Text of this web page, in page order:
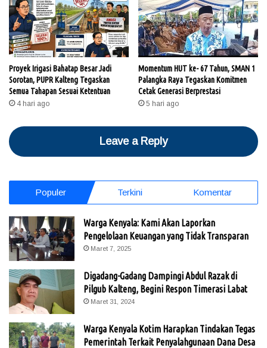
Proyek Irigasi Bahatap Besar Jadi
Sorotan, PUPR Kalteng Tegaskan
Semua Tahapan Sesuai Ketentuan
4 hari ago
Momentum HUT ke- 67 Tahun, SMAN 1
Palangka Raya Tegaskan Komitmen
Cetak Generasi Berprestasi
5 hari ago
Leave a Reply
Populer Terkini Komentar
Warga Kenyala: Kami Akan Laporkan
Pengelolaan Keuangan yang Tidak Transparan
Maret 7, 2025
Digadang-Gadang Dampingi Abdul Razak di
Pilgub Kalteng, Begini Respon Timerasi Labat
Maret 31, 2024
Warga Kenyala Kotim Harapkan Tindakan Tegas
Pemerintah Terkait Penyalahgunaan Dana Desa